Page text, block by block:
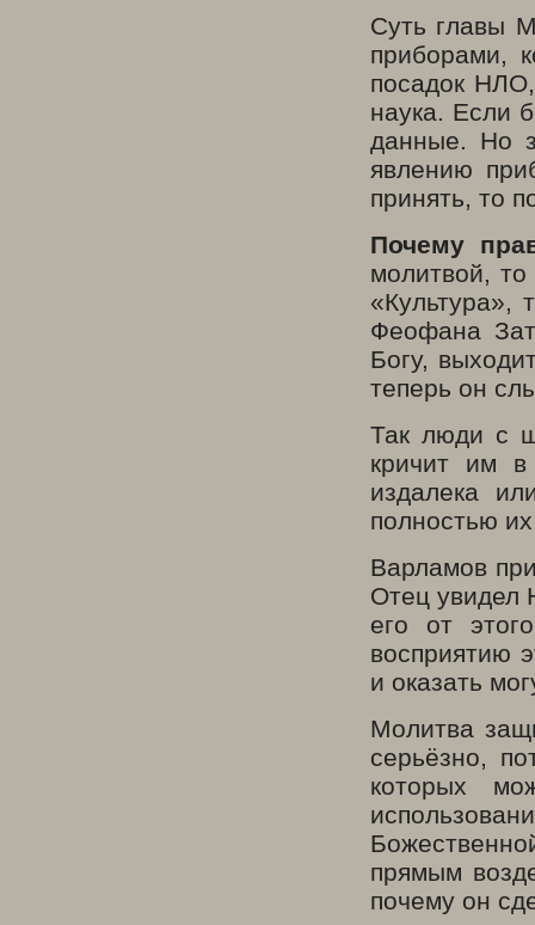
Суть главы
приборами,
посадок
наука. Если
данные. Но
явлению
принять, то
Почему
молитвой,
Феофана
Богу,
теперь он
Так люди с
кричит им
издалека
полностью
Варламов
Отец увидел
его от
восприятию
и оказать
Молитва
серьёзно,
которых
прямым
почему он